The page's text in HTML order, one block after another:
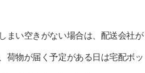
まい空きがない場合は、配送会社が
荷物が届く予定がある日は宅配ボッ